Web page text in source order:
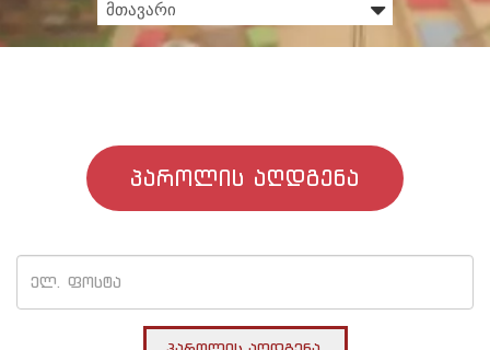
პაროლის აღდგენა